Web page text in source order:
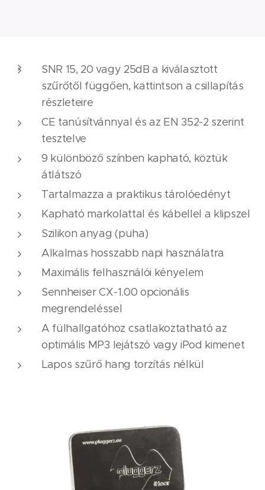
SNR 15, 20 vagy 25dB a kiválasztott
szűrőtől függően, kattintson a csillapítás
részleteire
CE tanúsítvánnyal és az EN 352-2 szerint
tesztelve
9 különböző színben kapható, köztük
átlátszó
Tartalmazza a praktikus tárolóedényt
Kapható markolattal és kábellel a klipszel
Szilikon anyag (puha)
Alkalmas hosszabb napi használatra
Maximális felhasználói kényelem
Sennheiser CX-1.00 opcionális
megrendeléssel
A fülhallgatóhoz csatlakoztatható az
optimális MP3 lejátszó vagy iPod kimenet
Lapos szűrő hang torzítás nélkül